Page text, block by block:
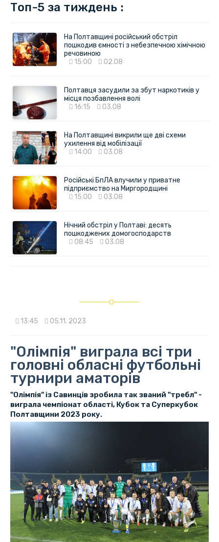
Топ-5 за тиждень :
На Полтавщині російський обстріл
пошкодив ємності з небезпечною хімічною
речовиною
15:00
02.08
Полтавця засудили за збут наркотиків у
місця позбавлення волі
16:15
03.08
На Полтавщині викрили ще дві схеми
ухилення від мобілізації
14:00
03.08
Російські БпЛА влучили у приватне
підприємство на Миргородщині
15:00
03.08
Нічний обстріл у Полтаві: десять
пошкоджених домогосподарств
08:45
03.08
13:45 05.11. 2023
"Олімпія" виграла всі три
головні обласні футбольні
турнири аматорів
"Олімпія" із Савинців зробила так званий "требл" -
виграла чемпіонат області, Кубок та Суперкубок
Полтавщини 2023 року.